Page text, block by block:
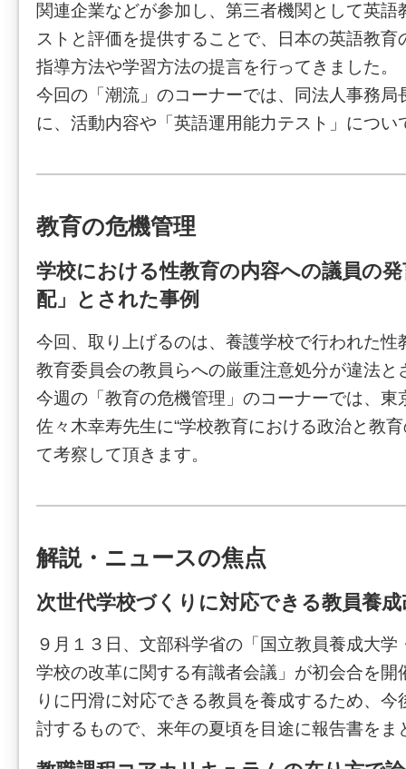
関連企業などが参加し、第三者機関として英語
ストと評価を提供することで、日本の英語教育
指導方法や学習方法の提言を行ってきました。
今回の「潮流」のコーナーでは、同法人事務局
に、活動内容や「英語運用能力テスト」につい
教育の危機管理
学校における性教育の内容への議員の
配」とされた事例
今回、取り上げるのは、養護学校で行われた性
教育委員会の教員らへの厳重注意処分が違法と
今週の「教育の危機管理」のコーナーでは、東
佐々木幸寿先生に“学校教育における政治と教
て考察して頂きます。
解説・ニュースの焦点
次世代学校づくりに対応できる教員養
９月１３日、文部科学省の「国立教員養成大
学校の改革に関する有識者会議」が初会合を開
りに円滑に対応できる教員を養成するため、
討するもので、来年の夏頃を目途に報告書をま